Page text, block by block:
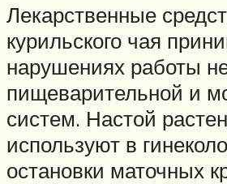
Лекарственные
курильского чая
нарушениях работы
пищеварительной и
систем. Настой
используют в
остановки маточных